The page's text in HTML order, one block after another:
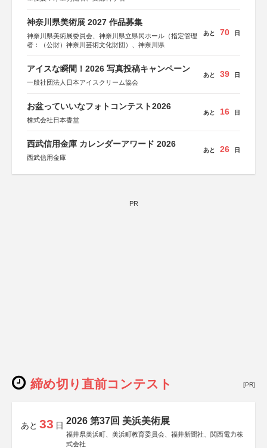
神奈川県美術展 2027 作品募集
神奈川県美術展委員会、神奈川県立県民ホール（指定管理
者：（公財）神奈川芸術文化財団）、神奈川県
あと 70 日
アイスな瞬間！2026 写真投稿キャンペーン
一般社団法人日本アイスクリーム協会
あと 39 日
お盆っていいなフォトコンテスト2026
株式会社日本香堂
あと 16 日
西武信用金庫 カレンダーアワード 2026
西武信用金庫
あと 26 日
PR
締め切り直前コンテスト [PR]
あと 33 日 2026 第37回 美浜美術展
福井県美浜町、美浜町教育委員会、福井新聞社、関西電力株
式会社